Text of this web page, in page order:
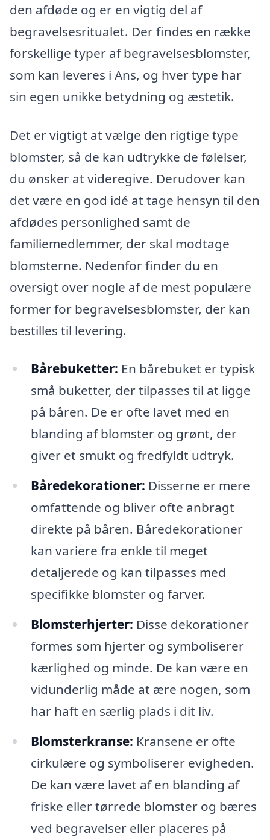
den afdøde og er en vigtig del af
begravelsesritualet. Der findes en række
forskellige typer af begravelsesblomster,
som kan leveres i Ans, og hver type har
sin egen unikke betydning og æstetik.
Det er vigtigt at vælge den rigtige type
blomster, så de kan udtrykke de følelser,
du ønsker at videregive. Derudover kan
det være en god idé at tage hensyn til den
afdødes personlighed samt de
familiemedlemmer, der skal modtage
blomsterne. Nedenfor finder du en
oversigt over nogle af de mest populære
former for begravelsesblomster, der kan
bestilles til levering.
Bårebuketter: En bårebuket er typisk
små buketter, der tilpasses til at ligge
på båren. De er ofte lavet med en
blanding af blomster og grønt, der
giver et smukt og fredfyldt udtryk.
Båredekorationer: Disserne er mere
omfattende og bliver ofte anbragt
direkte på båren. Båredekorationer
kan variere fra enkle til meget
detaljerede og kan tilpasses med
specifikke blomster og farver.
Blomsterhjerter: Disse dekorationer
formes som hjerter og symboliserer
kærlighed og minde. De kan være en
vidunderlig måde at ære nogen, som
har haft en særlig plads i dit liv.
Blomsterkranse: Kransene er ofte
cirkulære og symboliserer evigheden.
De kan være lavet af en blanding af
friske eller tørrede blomster og bæres
ved begravelser eller placeres på